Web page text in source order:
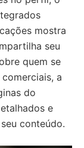
mostra
seu
quem se
a
do
e
conteúdo.